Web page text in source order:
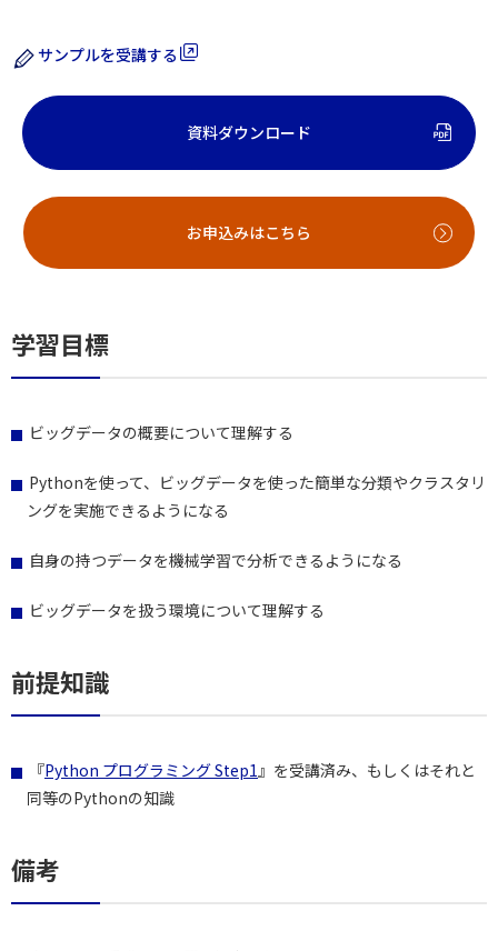
サンプルを受講する
資料ダウンロード
お申込みはこちら
学習目標
ビッグデータの概要について理解する
Pythonを使って、ビッグデータを使った簡単な分類やクラスタリ
ングを実施できるようになる
自身の持つデータを機械学習で分析できるようになる
ビッグデータを扱う環境について理解する
前提知識
『Python プログラミング Step1』を受講済み、もしくはそれと
同等のPythonの知識
備考